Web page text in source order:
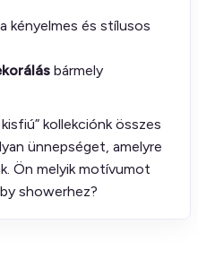
kényelmes és stílusos
bármely
kollekciónk összes
ünnepséget, amelyre
Ön melyik motívumot
showerhez?